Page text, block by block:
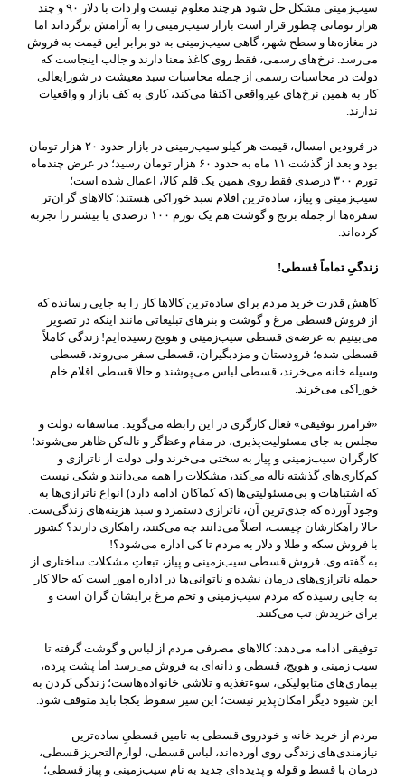
سیب‌زمینی مشکل حل شود هرچند معلوم نیست واردات با دلار ۹۰ و چند
هزار تومانی چطور قرار است بازار سیب‌زمینی را به آرامش برگرداند اما
در مغازه‌ها و سطح شهر، گاهی سیب‌زمینی به دو برابر این قیمت به فروش
می‌رسد. نرخ‌های رسمی، فقط روی کاغذ معنا دارند و جالب اینجاست که
دولت در محاسبات رسمی از جمله محاسبات سبد معیشت در شورایعالی
کار به همین نرخ‌های غیرواقعی اکتفا می‌کند، کاری به کف بازار و واقعیات
ندارند.
در فرودین امسال، قیمت هر کیلو سیب‌زمینی در بازار حدود ۲۰ هزار تومان
بود و بعد از گذشت ۱۱ ماه به حدود ۶۰ هزار تومان رسید؛ در عرض چندماه
تورم ۳۰۰ درصدی فقط روی همین یک قلم کالا، اعمال شده است؛
سیب‌زمینی و پیاز، ساده‌ترین اقلام سبد خوراکی هستند؛ کالاهای گران‌تر
سفره‌ها از جمله برنج و گوشت هم یک تورم ۱۰۰ درصدی یا بیشتر را تجربه
کرده‌اند.
زندگیِ تماماً قسطی!
کاهش قدرت خرید مردم برای ساده‌ترین کالاها کار را به جایی رسانده که
از فروش قسطی مرغ و گوشت و بنرهای تبلیغاتی مانند اینکه در تصویر
می‌بینیم به عرضه‌ی قسطی سیب‌زمینی و هویج رسیده‌ایم! زندگی کاملاً
قسطی شده؛ فرودستان و مزدبگیران، قسطی سفر می‌روند، قسطی
وسیله خانه می‌خرند، قسطی لباس می‌پوشند و حالا قسطی اقلام خام
خوراکی می‌خرند.
«فرامرز توفیقی» فعال کارگری در این رابطه می‌گوید: متاسفانه دولت و
مجلس به جای مسئولیت‌پذیری، در مقام وعظ‌گر و ناله‌کن ظاهر می‌شوند؛
کارگران سیب‌زمینی و پیاز به سختی می‌خرند ولی دولت از ناترازی و
کم‌کاری‌های گذشته ناله می‌کند، مشکلات را همه می‌دانند و شکی نیست
که اشتباهات و بی‌مسئولیتی‌ها (که کماکان ادامه دارد) انواع ناترازی‌ها به
وجود آورده که جدی‌ترین آن‌، ناترازی دستمزد و سبد هزینه‌های زندگی‌ست.
حالا راهکارشان چیست، اصلاً می‌دانند چه می‌کنند، راهکاری دارند؟ کشور
با فروش سکه و طلا و دلار به مردم تا کی اداره می‌شود؟!
به گفته وی، فروش قسطی سیب‌زمینی و پیاز، تبعاتِ مشکلات ساختاری از
جمله ناترازی‌های درمان نشده و ناتوانی‌ها در اداره امور است که حالا کار
به جایی رسیده که مردم سیب‌زمینی و تخم مرغ برایشان گران است و
برای خریدش تب می‌کنند.
توفیقی ادامه می‌دهد: کالاهای مصرفی مردم از لباس و گوشت گرفته تا
سیب زمینی و هویج، قسطی و دانه‌ای به فروش می‌رسد اما پشت پرده،
بیماری‌های متابولیکی، سوءتغذیه و تلاشی خانواده‌هاست؛ زندگی کردن به
این شیوه دیگر امکان‌پذیر نیست؛ این سیر سقوط یکجا باید متوقف شود.
مردم از خرید خانه و خودروی قسطی به تامین قسطیِ ساده‌ترین
نیازمندی‌های زندگی روی آورده‌اند، لباس قسطی، لوازم‌التحریز قسطی،
درمان با قسط و قوله و پدیده‌ای جدید به نام سیب‌زمینی و پیاز قسطی؛